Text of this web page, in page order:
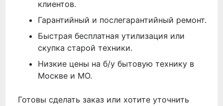
клиентов.
Гарантийный и послегарантийный ремонт.
Быстрая бесплатная утилизация или
скупка старой техники.
Низкие цены на б/у бытовую технику в
Москве и МО.
Готовы сделать заказ или хотите уточнить